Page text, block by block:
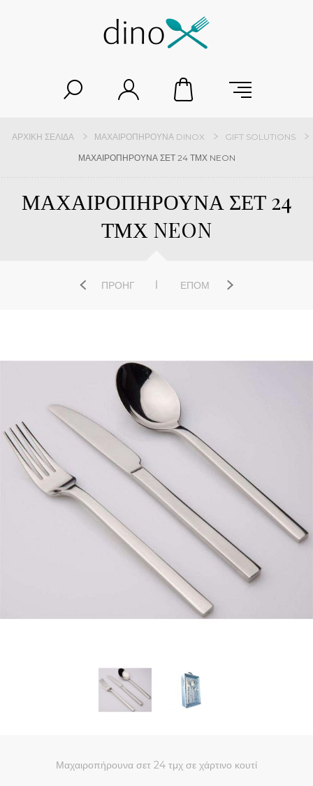
ΑΡΧΙΚΉ ΣΕΛΊΔΑ ΜΑΧΑΙΡΟΠΉΡΟΥΝΑ DINOX
GIFT SOLUTIONS
ΜΑΧΑΙΡΟΠΗΡΟΥΝΑ ΣΕΤ 24 ΤΜΧ NEON
ΜΑΧΑΙΡΟΠΗΡΟΥΝΑ ΣΕΤ 24
ΤΜΧ NEON
ΠΡΟΗΓ ΕΠΌΜ
Μαχαιροπήρουνα σετ 24 τμχ σε χάρτινο κουτί